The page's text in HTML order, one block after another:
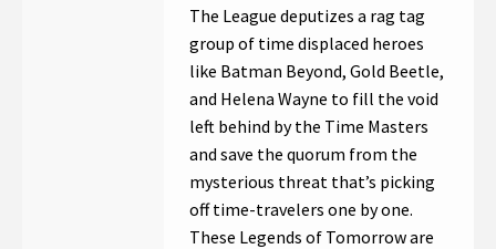
The League deputizes a rag tag
group of time displaced heroes
like Batman Beyond, Gold Beetle,
and Helena Wayne to fill the void
left behind by the Time Masters
and save the quorum from the
mysterious threat that’s picking
off time-travelers one by one.
These Legends of Tomorrow are